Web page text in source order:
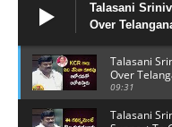
Talasani
Over
Talasani
Over
2019
09:31
Talasani